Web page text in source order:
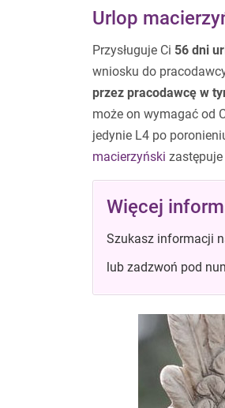
Urlop
Przysługuje Ci 56 dni
wniosku do
przez pracodawcę w
może on wymagać od
jedynie L4 po
macierzyński zastępuje
Więcej
Szukasz informacji
lub zadzwoń pod